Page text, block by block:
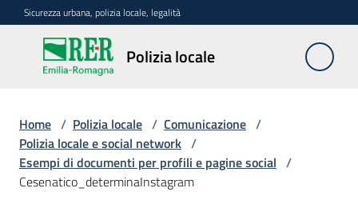
Vai al contenuto
Vai alla navigazione
Vai al footer
Sicurezza urbana, polizia locale, legalità
Polizia locale
Polizia
locale
La
polizia
locale
Home / Polizia locale / Comunicazione /
Polizia locale e social network /
Esempi di documenti per profili e pagine social /
Cesenatico_determinaInstagram